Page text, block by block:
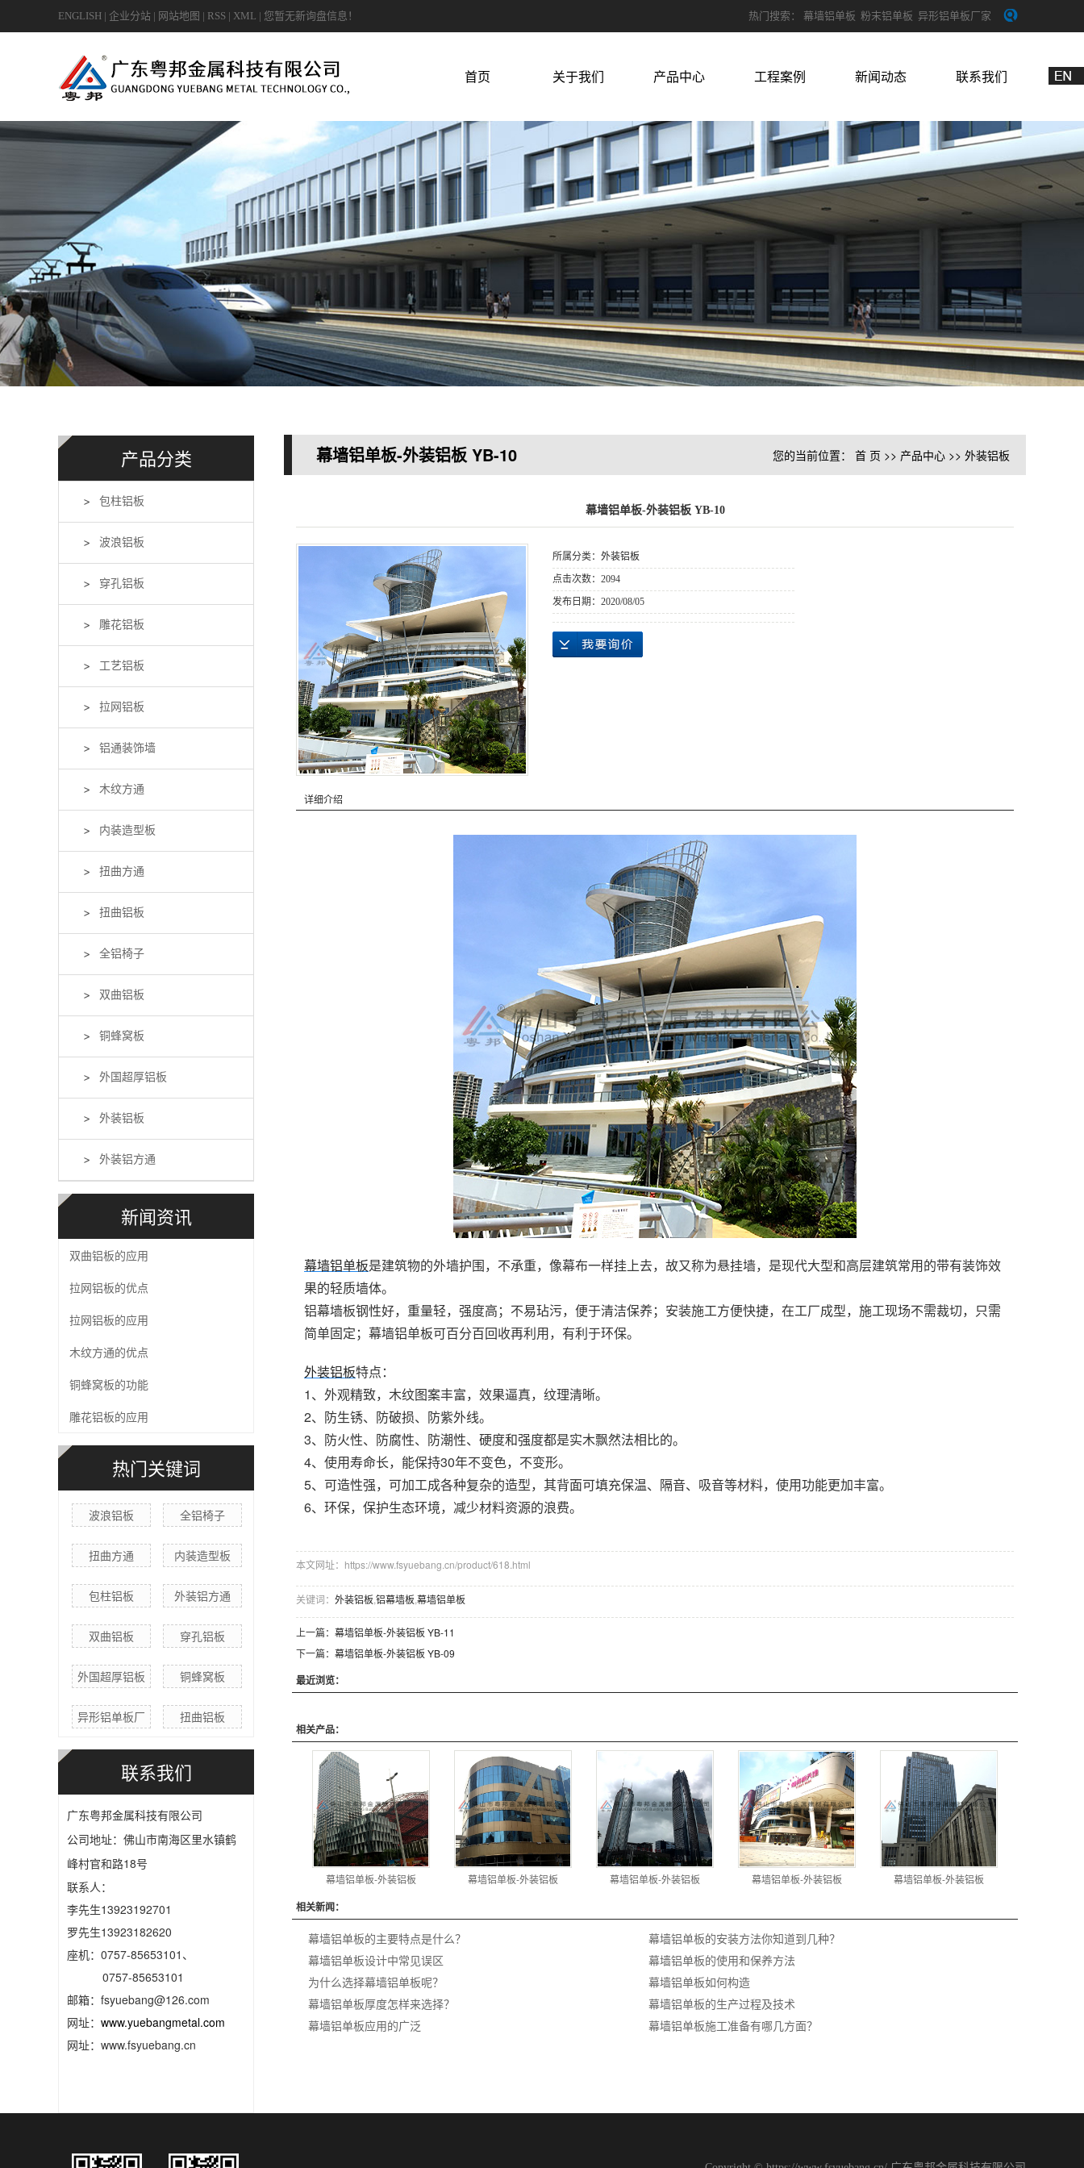
ENGLISH | 企业分站 | 网站地图 | RSS | XML | 您暂无新询盘信息！ 热门搜索： 幕墙铝单板 粉末铝单板 异形铝单板厂家
首页 关于我们 产品中心 工程案例 新闻动态 联系我们
产品分类
包柱铝板
波浪铝板
穿孔铝板
雕花铝板
工艺铝板
拉网铝板
铝通装饰墙
木纹方通
内装造型板
扭曲方通
扭曲铝板
全铝椅子
双曲铝板
铜蜂窝板
外国超厚铝板
外装铝板
外装铝方通
新闻资讯
双曲铝板的应用
拉网铝板的优点
拉网铝板的应用
木纹方通的优点
铜蜂窝板的功能
雕花铝板的应用
热门关键词
波浪铝板 全铝椅子
扭曲方通 内装造型板
包柱铝板 外装铝方通
双曲铝板 穿孔铝板
外国超厚铝板 铜蜂窝板
异形铝单板厂 扭曲铝板
联系我们
广东粤邦金属科技有限公司
公司地址：佛山市南海区里水镇鹤
峰村官和路18号
联系人：
李先生13923192701
罗先生13923182620
座机：0757-85653101、
0757-85653101
邮箱：fsyuebang@126.com
网址： www.yuebangmetal.com
网址：www.fsyuebang.cn
幕墙铝单板-外装铝板 YB-10 您的当前位置： 首 页 >> 产品中心 >> 外装铝板
幕墙铝单板-外装铝板 YB-10
所属分类： 外装铝板
点击次数： 2094
发布日期： 2020/08/05
详细介绍
幕墙铝单板是建筑物的外墙护围，不承重，像幕布一样挂上去，故又称为悬挂墙，是现代大型和高层建筑常用的带有装饰效
果的轻质墙体。
铝幕墙板钢性好，重量轻，强度高；不易玷污，便于清洁保养；安装施工方便快捷，在工厂成型，施工现场不需裁切，只需
简单固定；幕墙铝单板可百分百回收再利用，有利于环保。
外装铝板特点：
1、外观精致，木纹图案丰富，效果逼真，纹理清晰。
2、防生锈、防破损、防紫外线。
3、防火性、防腐性、防潮性、硬度和强度都是实木飘然法相比的。
4、使用寿命长，能保持30年不变色，不变形。
5、可造性强，可加工成各种复杂的造型，其背面可填充保温、隔音、吸音等材料，使用功能更加丰富。
6、环保，保护生态环境，减少材料资源的浪费。
本文网址：https://www.fsyuebang.cn/product/618.html
关键词： 外装铝板 铝幕墙板 幕墙铝单板
上一篇： 幕墙铝单板-外装铝板 YB-11
下一篇： 幕墙铝单板-外装铝板 YB-09
最近浏览：
相关产品：
幕墙铝单板-外装铝板 幕墙铝单板-外装铝板 幕墙铝单板-外装铝板 幕墙铝单板-外装铝板 幕墙铝单板-外装铝板
相关新闻：
幕墙铝单板的主要特点是什么？
幕墙铝单板的安装方法你知道到几种？
幕墙铝单板设计中常见误区
幕墙铝单板的使用和保养方法
为什么选择幕墙铝单板呢？
幕墙铝单板如何构造
幕墙铝单板厚度怎样来选择？
幕墙铝单板的生产过程及技术
幕墙铝单板应用的广泛
幕墙铝单板施工准备有哪几方面？